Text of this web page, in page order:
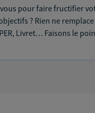
pour faire fructifier
? Rien ne remplace
Livret… Faisons le